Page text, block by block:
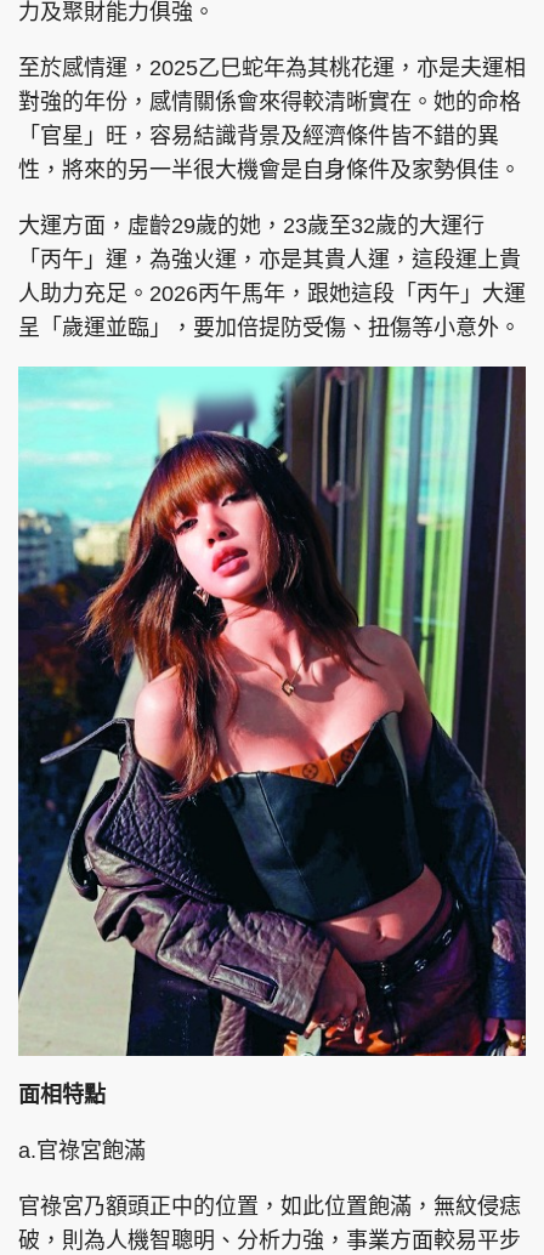
力及聚財能力俱強。
至於感情運，2025乙巳蛇年為其桃花運，亦是夫運相
對強的年份，感情關係會來得較清晰實在。她的命格
「官星」旺，容易結識背景及經濟條件皆不錯的異
性，將來的另一半很大機會是自身條件及家勢俱佳。
大運方面，虛齡29歲的她，23歲至32歲的大運行
「丙午」運，為強火運，亦是其貴人運，這段運上貴
人助力充足。2026丙午馬年，跟她這段「丙午」大運
呈「歲運並臨」，要加倍提防受傷、扭傷等小意外。
面相特點
a.官祿宮飽滿
官祿宮乃額頭正中的位置，如此位置飽滿，無紋侵痣
破，則為人機智聰明、分析力強，事業方面較易平步